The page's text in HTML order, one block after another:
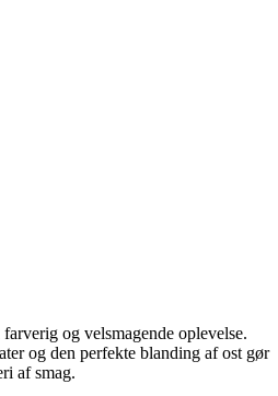
og velsmagende oplevelse.
og den perfekte blanding af ost gør
af smag.